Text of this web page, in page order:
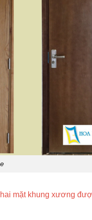
mặt khung xương